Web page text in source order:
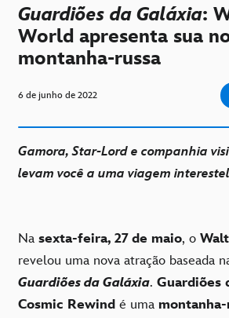
Guardiões da Galáxia:
World apresenta sua
montanha-russa
6 de junho de 2022
Gamora, Star-Lord e companhia
levam você a uma viagem
Na sexta-feira, 27 de maio, o
revelou uma nova atração baseada
Guardiões da Galáxia. Guardiões
Cosmic Rewind é uma